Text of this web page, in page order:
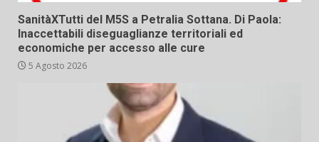
SanitàXTutti del M5S a Petralia Sottana. Di Paola:
Inaccettabili diseguaglianze territoriali ed
economiche per accesso alle cure
5 Agosto 2026